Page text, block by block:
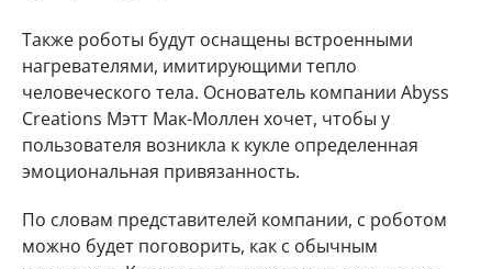
Также роботы будут оснащены встроенными
нагревателями, имитирующими тепло
человеческого тела. Основатель компании Abyss
Creations Мэтт Мак-Моллен хочет, чтобы у
пользователя возникла к кукле определенная
эмоциональная привязанность.
По словам представителей компании, с роботом
можно будет поговорить, как с обычным